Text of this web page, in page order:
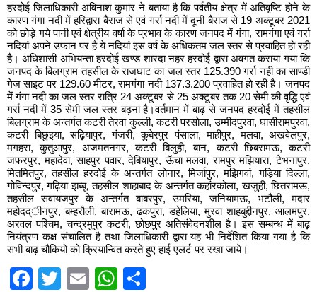
हरदोई जिलाधिकारी अविनाश कुमार ने बताया है कि पर्वतीय क्षेत्र में अतिवृष्टि होने के
कारण गंगा नदी में हरिद्वारा बैराज से एवं गर्रा नदी में दूनी बैराज से 19 अक्टूबर 2021
को छोड़े गये पानी एवं क्षेत्रीय वर्षा के प्रभाव के कारण जनपद में गंगा, रामगंगा एवं गर्रा
नदियां अपने उफान पर है ये नदियां इस वर्ष के अधिकतम जल स्तर से प्रवाहित हो रही
है। अधिशासी अभियन्ता हरदोई खण्ड शारदा नहर हरदोई द्वारा अवगत कराया गया कि
जनपद के बिलग्राम तहसील के राजघाट का जल स्तर 125.390 गर्रा नही का साण्डी
गेज साइट पर 129.60 मीटर, रामगंगा नदी 137.3.200 प्रवाहित हो रही है। जनपद
में गंगा नदी का जल स्तर रात्रि 24 अक्टूबर से 25 अक्टूबर तक 20 सेमी की वृद्धि एवं
गर्रा नदी में 35 सेमी जल स्तर बढ़ना है।वर्तमान में बाढ़ से जनपद हरदोई में तहसील
बिलग्राम के अन्तर्गत कटरी तेरवा कुल्ली, कटरी परसोला, उम्मीदपुरवा, घासीरामपुरवा,
कटरी बिछुइया, सढ़ियापुर, गंजरी, कुबेरपुर पंसाला, माहीपुर, मलवा, अखवेलपुर,
मगहरा, कुतुआपुर, अजमतनगर, कटरी बिलुही, बान, कटरी छिबरामऊ, कटरी
जफरपुर, महादेवा, साहपुर पवार, देबियापुर, ऊॅचा मलवा, रामपुर मझियारा, टेभनापुर,
मितमितपुर, तहसील हरदोई के अन्तर्गत लोनार, मिर्जापुर, मझिगवां, गड़िया दिल्ला,
गोविन्दपुर, गढ़िया झब्बू, तहसील शाहाबाद के अन्तर्गत कहांरकोला, खजुही, छितरामऊ,
तहसील सवायजपुर के अन्तर्गत बाबरपुर, उमरिया, जनियामऊ, भटौली, मदार
महोदद्ीनपुर, बम्हरौली, बारामऊ, ढकपुरा, डहेलिया, मुरवा शाहबुद्दीनपुर, आलमपुर,
अरवल पश्चिम, चन्द्रमुपुर कटरी, छोछपुर अतिसंवेदनशील है। इस सम्बन्ध में बाढ़
नियंत्रण कक्ष संचालित है तथा जिलाधिकारी द्वारा यह भी निर्देशित किया गया है कि
सभी बाढ़ चौकियो को क्रियान्वित करते हुए हाई एलर्ट पर रखा जाये।
Facebook
Twitter
EmailWhatsApp